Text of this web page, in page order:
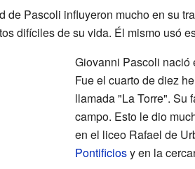
de Pascoli influyeron mucho en su
difíciles de su vida. Él mismo usó
Giovanni Pascoli nació
Fue el cuarto de diez
llamada "La Torre". Su
campo. Esto le dio
en el liceo Rafael de
Pontificiosy en la